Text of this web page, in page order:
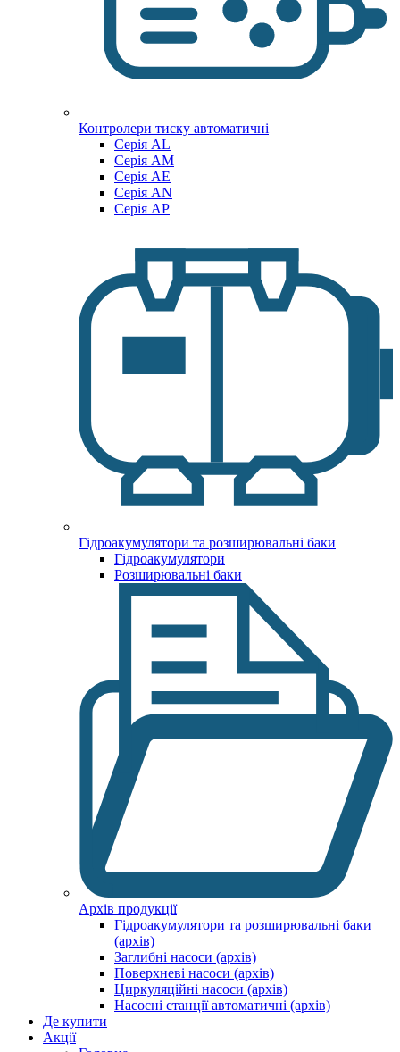
Контролери тиску автоматичні
Cерія AL
Cерія AM
Серія AE
Серія AN
Серія AP
Гідроакумулятори та розширювальні баки
Гідроакумулятори
Розширювальні баки
Архів продукції
Гідроакумулятори та розширювальні баки
(архів)
Заглибні насоси (архів)
Поверхневі насоси (архів)
Циркуляційні насоси (архів)
Насосні станції автоматичні (архів)
Де купити
Акції